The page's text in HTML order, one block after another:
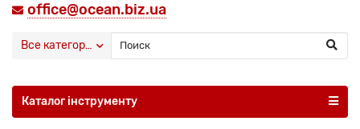
office@ocean.biz.ua
Все категории
Каталог інструменту